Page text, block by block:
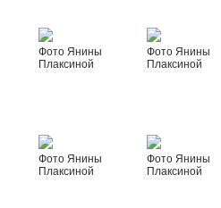
Фото Янины
Плаксиной
Фото Янины
Плаксиной
Фото Янины
Плаксиной
Фото Янины
Плаксиной